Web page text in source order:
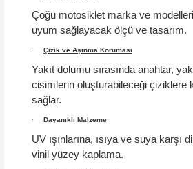
Çoğu motosiklet marka ve
uyum sağlayacak ölçü ve tasarım.
· Çizik ve Aşınma Koruması
Yakıt dolumu sırasında anahtar,
cisimlerin oluşturabileceği çiziklere
sağlar.
· Dayanıklı Malzeme
UV ışınlarına, ısıya ve suya karşı
vinil yüzey kaplama.